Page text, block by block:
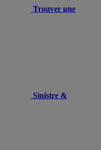
Trouver une
Sinistre &